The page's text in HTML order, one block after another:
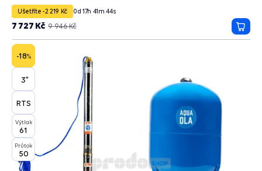
Ušetříte -2 219 Kč 0d 17h 41m 43s
9 946 Kč
7 727 Kč
do
-18%
3"
RTS
Výtlak
61
Průtok
50